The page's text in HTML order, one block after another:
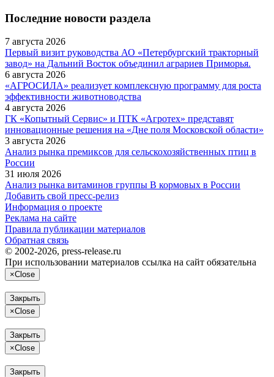
Последние новости раздела
7 августа 2026
Первый визит руководства АО «Петербургский тракторный
завод» на Дальний Восток объединил аграриев Приморья.
6 августа 2026
«АГРОСИЛА» реализует комплексную программу для роста
эффективности животноводства
4 августа 2026
ГК «Копытный Сервис» и ПТК «Агротех» представят
инновационные решения на «Дне поля Московской области»
3 августа 2026
Анализ рынка премиксов для сельскохозяйственных птиц в
России
31 июля 2026
Анализ рынка витаминов группы В кормовых в России
Добавить свой пресс-релиз
Информация о проекте
Реклама на сайте
Правила публикации материалов
Обратная связь
© 2002-2026, press-release.ru
При использовании материалов ссылка на сайт обязательна
×Close
Закрыть
×Close
Закрыть
×Close
Закрыть